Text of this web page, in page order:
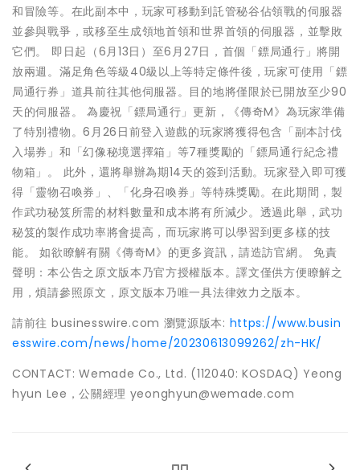
和冒險等。在此副本中，玩家可移動到託管秘谷佔領戰的伺服器
並參與戰爭，或移至生成領地首領和世界首領的伺服器，並擊敗
它們。 即日起（6月13日）至6月27日，首個「鏢局通行」將開
放兩週。滿足角色等級40級以上等特定條件後，玩家可使用「鏢
局通行券」道具前往其他伺服器。目的地將僅限於已開放至少90
天的伺服器。 為慶祝「鏢局通行」更新，《傳奇M》為玩家準備
了特別禮物。6月26日前登入遊戲的玩家將獲得包含「副本討伐
入場券」和「幻像秘境選擇箱」等7種獎勵的「鏢局通行紀念禮
物箱」。 此外，還將舉辦為期14天的簽到活動。玩家登入即可獲
得「靈物召喚券」、「化身召喚券」等特殊獎勵。在此期間，製
作武功秘笈所需的材料數量和成本將有所減少。透過此舉，武功
秘笈的製作成功率將會提高，而玩家將可以學習到更多樣的技
能。 如欲瞭解有關《傳奇M》的更多資訊，請造訪官網。 免責
聲明：本公告之原文版本乃官方授權版本。譯文僅供方便瞭解之
用，煩請參照原文，原文版本乃唯一具法律效力之版本。
請前往 businesswire.com 瀏覽源版本: https://www.busin
esswire.com/news/home/20230613099262/zh-HK/
CONTACT: Wemade Co., Ltd. (112040: KOSDAQ) Yeong
hyun Lee，公關經理 yeonghyun@wemade.com